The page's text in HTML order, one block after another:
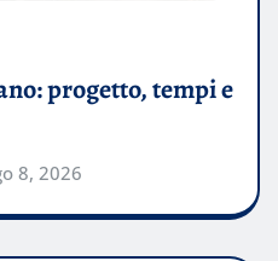
progetto, tempi e
8, 2026